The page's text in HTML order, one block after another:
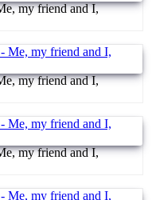
my friend and I,
my friend and I,
my friend and I,